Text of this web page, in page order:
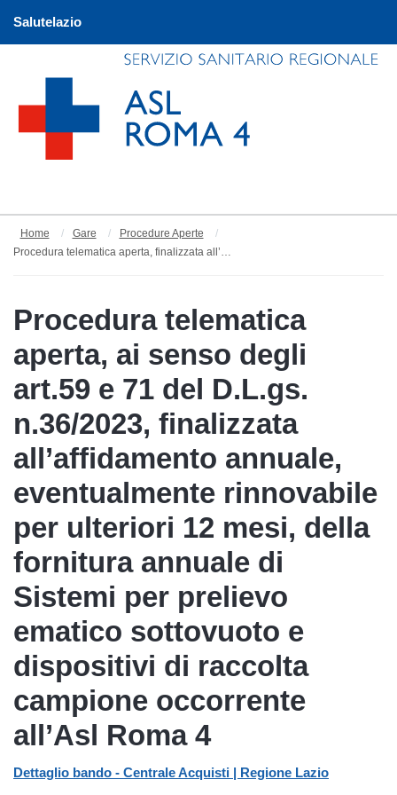
Salutelazio
Home Gare
Procedure Aperte
Procedura telematica aperta, finalizzata all’affidamento annuale, della fornitura annuale di Sistemi per prelievo ematico sottovuoto e dispositivi di raccolta campione occorrente all’Asl Roma 4.
Procedura telematica
aperta, ai senso degli
art.59 e 71 del D.L.gs.
n.36/2023, finalizzata
all’affidamento annuale,
eventualmente rinnovabile
per ulteriori 12 mesi, della
fornitura annuale di
Sistemi per prelievo
ematico sottovuoto e
dispositivi di raccolta
campione occorrente
all’Asl Roma 4
Dettaglio bando - Centrale Acquisti | Regione Lazio